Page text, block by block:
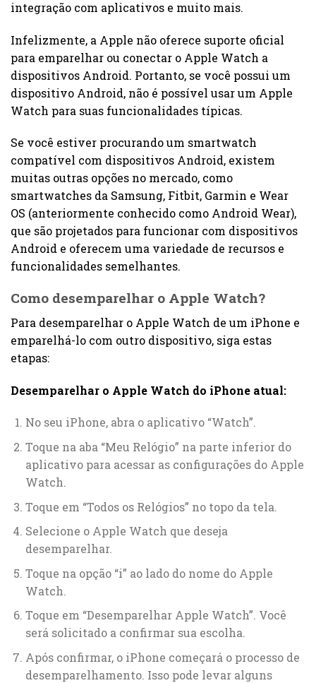
integração com aplicativos e muito mais.
Infelizmente, a Apple não oferece suporte oficial
para emparelhar ou conectar o Apple Watch a
dispositivos Android. Portanto, se você possui um
dispositivo Android, não é possível usar um Apple
Watch para suas funcionalidades típicas.
Se você estiver procurando um smartwatch
compatível com dispositivos Android, existem
muitas outras opções no mercado, como
smartwatches da Samsung, Fitbit, Garmin e Wear
OS (anteriormente conhecido como Android Wear),
que são projetados para funcionar com dispositivos
Android e oferecem uma variedade de recursos e
funcionalidades semelhantes.
Como desemparelhar o Apple Watch?
Para desemparelhar o Apple Watch de um iPhone e
emparelhá-lo com outro dispositivo, siga estas
etapas:
Desemparelhar o Apple Watch do iPhone atual:
No seu iPhone, abra o aplicativo “Watch”.
Toque na aba “Meu Relógio” na parte inferior do
aplicativo para acessar as configurações do Apple
Watch.
Toque em “Todos os Relógios” no topo da tela.
Selecione o Apple Watch que deseja
desemparelhar.
Toque na opção “i” ao lado do nome do Apple
Watch.
Toque em “Desemparelhar Apple Watch”. Você
será solicitado a confirmar sua escolha.
Após confirmar, o iPhone começará o processo de
desemparelhamento. Isso pode levar alguns